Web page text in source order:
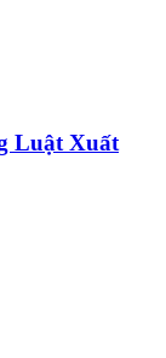
Luật Xuất